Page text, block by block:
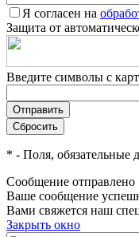
Я согласен на
Защита от
Введите символы с
* - Поля, обязательные
Сообщение отправлено
Ваше сообщение
Вами свяжется наш
Закрыть окно